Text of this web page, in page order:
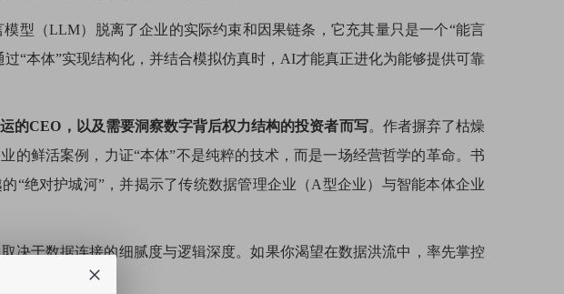
型（LLM）脱离了企业的实际约束和因果链条，它充其量只是一个“能言
“本体”实现结构化，并结合模拟仿真时，AI才能真正进化为能够提供可靠
的CEO，以及需要洞察数字背后权力结构的投资者而写。作者摒弃了枯燥
的鲜活案例，力证“本体”不是纯粹的技术，而是一场经营哲学的革命。书
“绝对护城河”，并揭示了传统数据管理企业（A型企业）与智能本体企业
决于数据连接的细腻度与逻辑深度。如果你渴望在数据洪流中，率先掌控
的权力地图。